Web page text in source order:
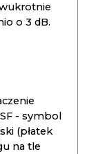
o 3 dB.
- symbol
(płatek
na tle